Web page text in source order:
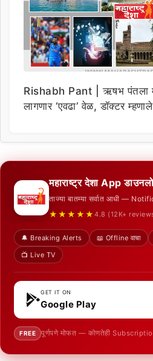
Rishabh Pant | ऋषभ पंतला
लागणार ‘एवढा’ वेळ, डॉक्टर
महाराष्ट्र देशा App
ताज्या बातम्या सर्वात आधी —
★★★★★ 4.8 (12K+
🔔 Breaking Alerts 📖 Offline वाचा
📺 Live TV
GET IT ON
Google Play
FREE पूर्णपणे मोफत — कोणतेही